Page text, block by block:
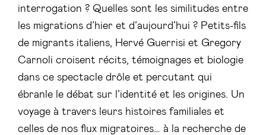
interrogation ? Quelles sont les similitudes entre
les migrations d’hier et d’aujourd’hui ? Petits-fils
de migrants italiens, Hervé Guerrisi et Gregory
Carnoli croisent récits, témoignages et biologie
dans ce spectacle drôle et percutant qui
ébranle le débat sur l’identité et les origines. Un
voyage à travers leurs histoires familiales et
celles de nos flux migratoires… à la recherche de